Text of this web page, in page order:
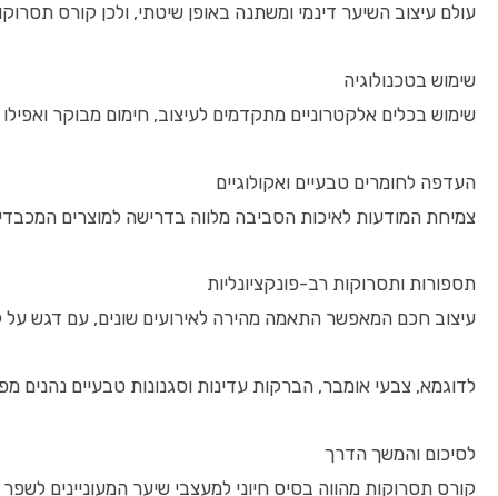
עולם עיצוב השיער דינמי ומשתנה באופן שיטתי, ולכן קורס
שימוש בטכנולוגיה
שימוש בכלים אלקטרוניים מתקדמים לעיצוב, חימום מבוקר
העדפה לחומרים טבעיים ואקולוגיים
צמיחת המודעות לאיכות הסביבה מלווה בדרישה למוצרים
תספורות ותסרוקות רב-פונקציונליות
עיצוב חכם המאפשר התאמה מהירה לאירועים שונים, עם דגש
לדוגמא, צבעי אומבר, הברקות עדינות וסגנונות טבעיים
לסיכום והמשך הדרך
קורס תסרוקות מהווה בסיס חיוני למעצבי שיער המעוניינים